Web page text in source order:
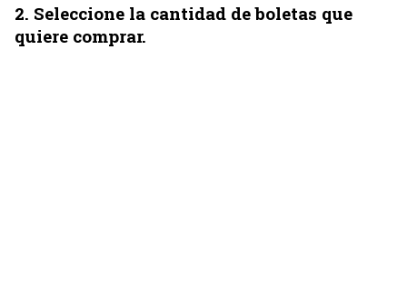
2. Seleccione la cantidad de boletas que
quiere comprar.